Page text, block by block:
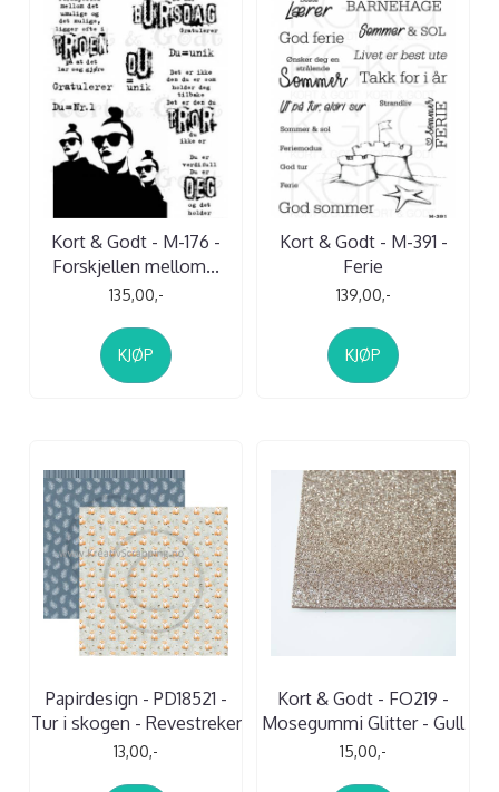
Kort & Godt - M-176 -
Forskjellen mellom...
135,00,-
KJØP
Kort & Godt - M-391 -
Ferie
139,00,-
KJØP
Papirdesign - PD18521 -
Tur i skogen - Revestreker
13,00,-
Kort & Godt - FO219 -
Mosegummi Glitter - Gull
15,00,-